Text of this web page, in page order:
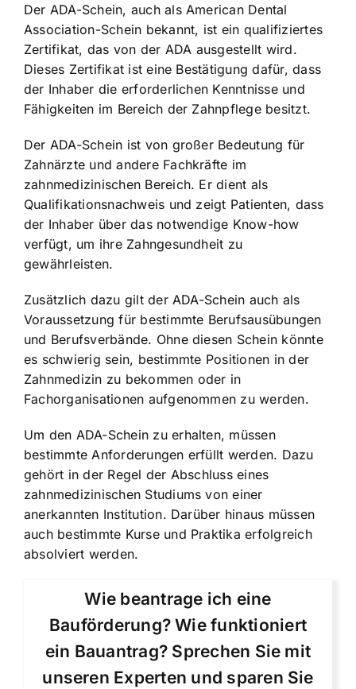
Der ADA-Schein, auch als American Dental
Association-Schein bekannt, ist ein qualifiziertes
Zertifikat, das von der ADA ausgestellt wird.
Dieses Zertifikat ist eine Bestätigung dafür, dass
der Inhaber die erforderlichen Kenntnisse und
Fähigkeiten im Bereich der Zahnpflege besitzt.
Der ADA-Schein ist von großer Bedeutung für
Zahnärzte und andere Fachkräfte im
zahnmedizinischen Bereich. Er dient als
Qualifikationsnachweis und zeigt Patienten, dass
der Inhaber über das notwendige Know-how
verfügt, um ihre Zahngesundheit zu
gewährleisten.
Zusätzlich dazu gilt der ADA-Schein auch als
Voraussetzung für bestimmte Berufsausübungen
und Berufsverbände. Ohne diesen Schein könnte
es schwierig sein, bestimmte Positionen in der
Zahnmedizin zu bekommen oder in
Fachorganisationen aufgenommen zu werden.
Um den ADA-Schein zu erhalten, müssen
bestimmte Anforderungen erfüllt werden. Dazu
gehört in der Regel der Abschluss eines
zahnmedizinischen Studiums von einer
anerkannten Institution. Darüber hinaus müssen
auch bestimmte Kurse und Praktika erfolgreich
absolviert werden.
Wie beantrage ich eine
Bauförderung? Wie funktioniert
ein Bauantrag? Sprechen Sie mit
unseren Experten und sparen Sie